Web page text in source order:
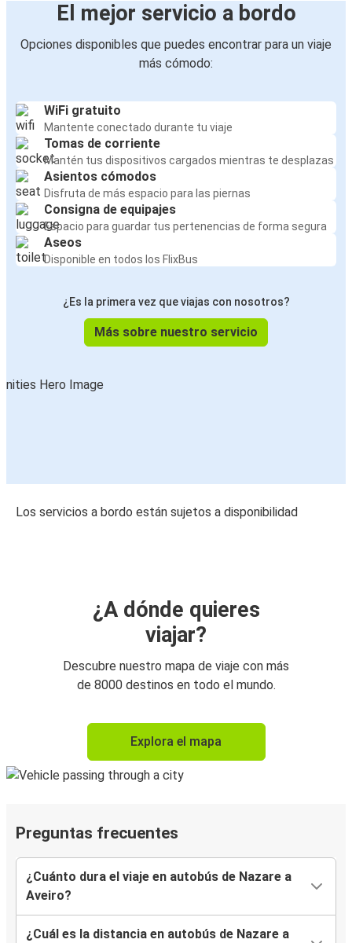
El mejor servicio a bordo
Opciones disponibles que puedes encontrar para un viaje
más cómodo:
WiFi gratuito
Mantente conectado durante tu viaje
Tomas de corriente
Mantén tus dispositivos cargados mientras te desplazas
Asientos cómodos
Disfruta de más espacio para las piernas
Consigna de equipajes
Espacio para guardar tus pertenencias de forma segura
Aseos
Disponible en todos los FlixBus
¿Es la primera vez que viajas con nosotros?
Más sobre nuestro servicio
Los servicios a bordo están sujetos a disponibilidad
¿A dónde quieres
viajar?
Descubre nuestro mapa de viaje con más
de 8000 destinos en todo el mundo.
Explora el mapa
Preguntas frecuentes
¿Cuánto dura el viaje en autobús de Nazare a
Aveiro?
¿Cuál es la distancia en autobús de Nazare a